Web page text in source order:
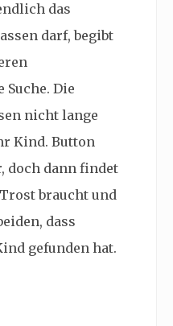
das
darf, begibt
Die
nicht lange
Kind. Button
doch dann findet
braucht und
dass
gefunden hat.